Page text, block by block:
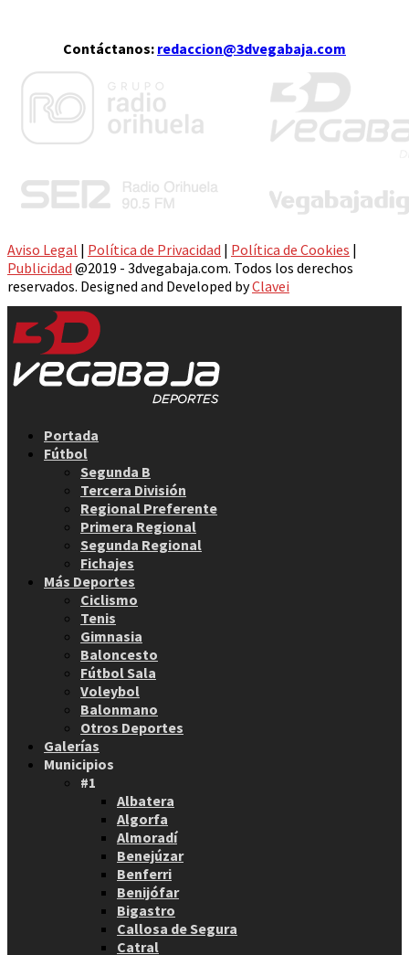
Contáctanos: redaccion@3dvegabaja.com
Aviso Legal | Política de Privacidad | Política de Cookies |
Publicidad @2019 - 3dvegabaja.com. Todos los derechos
reservados. Designed and Developed byClavei
Portada
Fútbol
Segunda B
Tercera División
Regional Preferente
Primera Regional
Segunda Regional
Fichajes
Más Deportes
Ciclismo
Tenis
Gimnasia
Baloncesto
Fútbol Sala
Voleybol
Balonmano
Otros Deportes
Galerías
Municipios
#1
Albatera
Algorfa
Almoradí
Benejúzar
Benferri
Benijófar
Bigastro
Callosa de Segura
Catral